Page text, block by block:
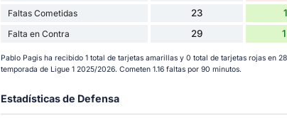
Faltas Cometidas 23
Falta en Contra 29
Pablo Pagis ha recibido 1 total de tarjetas amarillas y 0 total de tarjetas rojas en
temporada de Ligue 1 2025/2026. Cometen 1.16 faltas por 90 minutos.
Estadísticas de Defensa